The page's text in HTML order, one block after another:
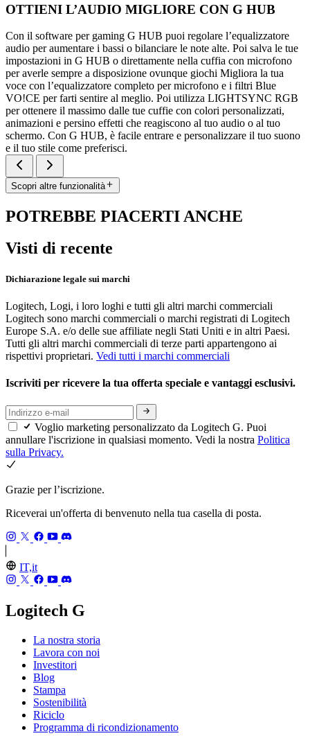
OTTIENI L’AUDIO MIGLIORE CON G HUB
Con il software per gaming G HUB puoi regolare l’equalizzatore
audio per aumentare i bassi o bilanciare le note alte. Poi salva le tue
impostazioni in G HUB o direttamente nella cuffia con microfono
per averle sempre a disposizione ovunque giochi Migliora la tua
voce con l’equalizzatore completo per microfono e i filtri Blue
VO!CE per farti sentire al meglio. Poi utilizza LIGHTSYNC RGB
per ottenere il massimo dalle tue cuffie con colori personalizzati,
animazioni e persino effetti che reagiscono al tuo audio o al tuo
schermo. Con G HUB, è facile entrare e personalizzare il tuo suono
e il tuo stile come preferisci.
Scopri altre funzionalità
POTREBBE PIACERTI ANCHE
Visti di recente
Dichiarazione legale sui marchi
Logitech, Logi, i loro loghi e tutti gli altri marchi commerciali
Logitech sono marchi commerciali o marchi registrati di Logitech
Europe S.A. e/o delle sue affiliate negli Stati Uniti e in altri Paesi.
Tutti gli altri marchi commerciali di terze parti appartengono ai
rispettivi proprietari. Vedi tutti i marchi commerciali
Iscriviti per ricevere la tua offerta speciale e vantaggi esclusivi.
Voglio marketing personalizzato da Logitech G. Puoi
annullare l'iscrizione in qualsiasi momento. Vedi la nostra Politica
sulla Privacy.
Grazie per l’iscrizione.
Riceverai un'offerta di benvenuto nella tua casella di posta.
IT,it
Logitech G
La nostra storia
Lavora con noi
Investitori
Blog
Stampa
Sostenibilità
Riciclo
Programma di ricondizionamento